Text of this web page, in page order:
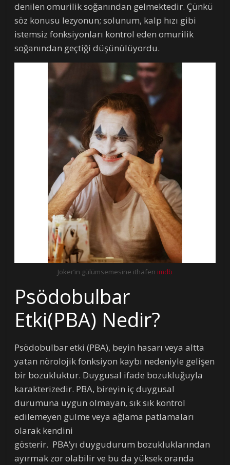
denilen omurilik soğanından gelmektedir. Çünkü
söz konusu lezyonun; solunum, kalp hızı gibi
istemsiz fonksiyonları kontrol eden omurilik
soğanından geçtiği düşünülüyordu.
Joker’in gülümsemesine ithafen imdb
Psödobulbar
Etki(PBA) Nedir?
Psödobulbar etki (PBA), beyin hasarı veya altta
yatan nörolojik fonksiyon kaybı nedeniyle gelişen
bir bozukluktur. Duygusal ifade bozukluğuyla
karakterizedir. PBA, bireyin iç duygusal
durumuna uygun olmayan, sık sık kontrol
edilemeyen gülme veya ağlama patlamaları
olarak kendini
gösterir. PBA’yı duygudurum bozukluklarından
ayırmak zor olabilir ve bu da yüksek oranda